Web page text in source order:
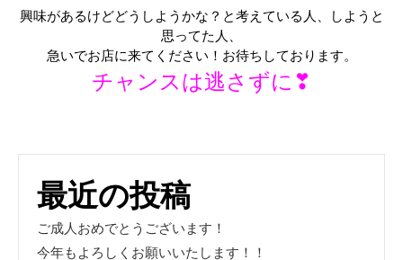
興味があるけどどうしようかな？と考えている人、しようと
思ってた人、
急いでお店に来てください！お待ちしております。
チャンスは逃さずに❣
最近の投稿
ご成人おめでとうございます！
今年もよろしくお願いいたします！！